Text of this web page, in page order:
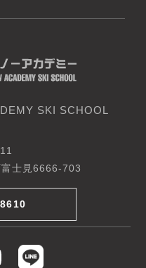
SKI SCHOOL
士見6666-703